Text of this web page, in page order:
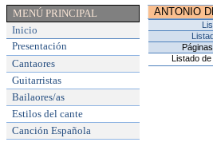
MENÚ PRINCIPAL
Inicio
Presentación
Cantaores
Guitarristas
Bailaores/as
Estilos del cante
Canción Española
ANTONIO
Listado